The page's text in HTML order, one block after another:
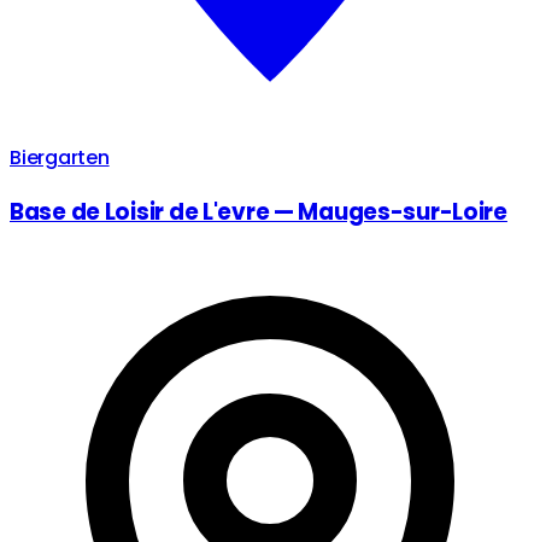
Biergarten
Base de Loisir de L'evre — Mauges-sur-Loire